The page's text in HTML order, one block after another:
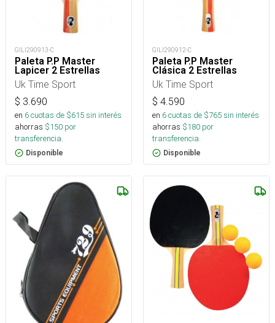
GILI290913-C
Paleta P.P Master
Lapicer 2 Estrellas
Uk Time Sport
$ 3.690
en 6cuotas de $615sin interés
ahorras $150 por
transferencia.
Disponible
GILI290912-C
Paleta P.P Master
Clásica 2 Estrellas
Uk Time Sport
$ 4.590
en 6cuotas de $765sin interés
ahorras $180 por
transferencia.
Disponible